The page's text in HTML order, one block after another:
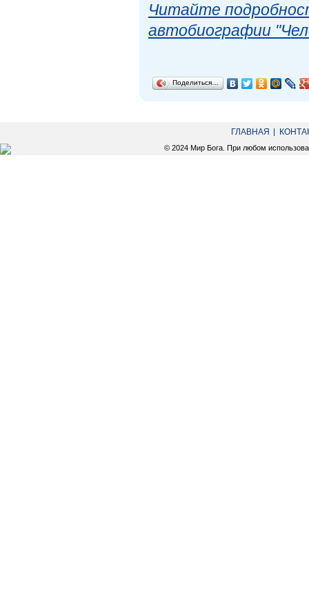
Читайте
автобиографии
Поделиться…
ГЛАВНАЯ
© 2024 Мир Бога. При любом